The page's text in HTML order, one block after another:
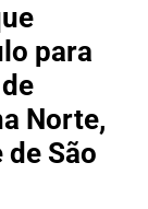
para
Norte,
de São